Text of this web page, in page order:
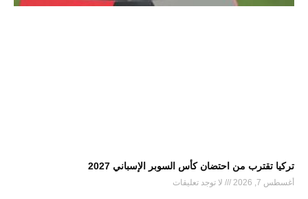
تركيا تقترب من احتضان كأس السوبر الإسباني 2027
أغسطس 7, 2026 لا توجد تعليقات